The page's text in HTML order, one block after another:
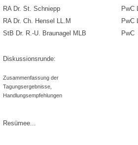
RA Dr. St. Schniepp
PwC
RA Dr. Ch. Hensel LL.M
PwC
StB Dr. R.-U. Braunagel MLB
PwC
Diskussionsrunde:
Zusammenfassung der
Tagungsergebnisse,
Handlungsempfehlungen
Resümee...